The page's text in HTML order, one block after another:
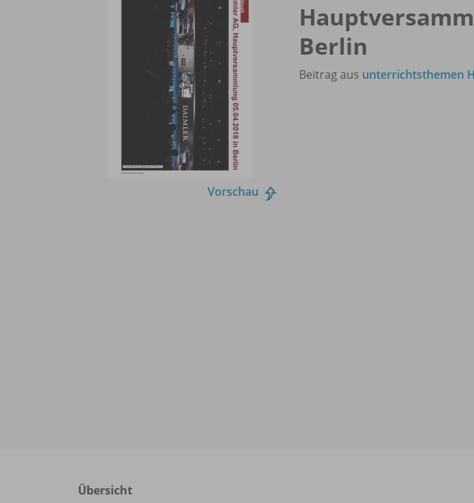
Vorschau
Berlin
Beitrag aus unterrichtsthemen
Übersicht